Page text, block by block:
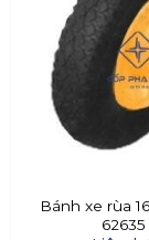
Bánh xe rùa
62635